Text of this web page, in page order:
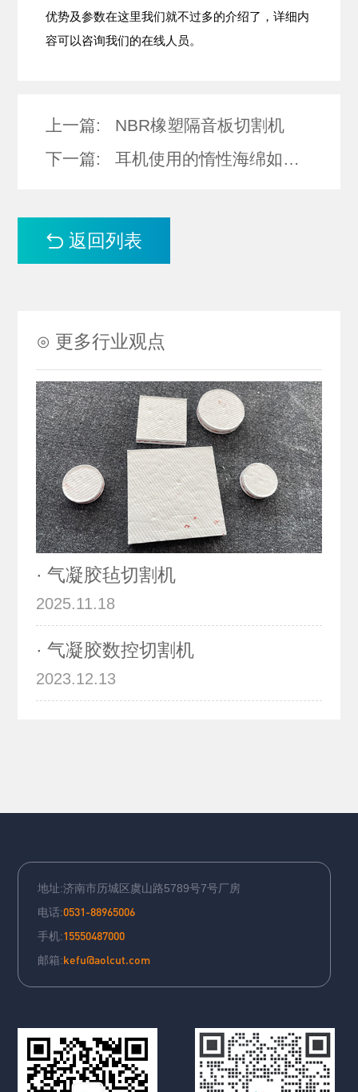
优势及参数在这里我们就不过多的介绍了，详细内
容可以咨询我们的在线人员。
上一篇:
NBR橡塑隔音板切割机
下一篇:
耳机使用的惰性海绵如何切割？
返回列表
⊙ 更多行业观点
· 气凝胶毡切割机
2025.11.18
· 气凝胶数控切割机
2023.12.13
地址:济南市历城区虞山路5789号7号厂房
电话:0531-88965006
手机:15550487000
邮箱:kefu@aolcut.com